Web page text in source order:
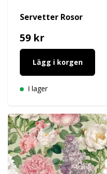
Servetter Rosor
59 kr
Lägg i korgen
I lager